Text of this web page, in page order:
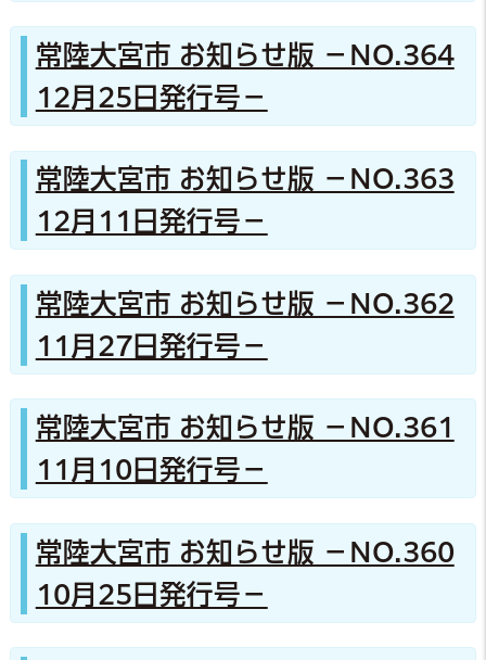
常陸大宮市 お知らせ版 －NO.364
12月25日発行号－
常陸大宮市 お知らせ版 －NO.363
12月11日発行号－
常陸大宮市 お知らせ版 －NO.362
11月27日発行号－
常陸大宮市 お知らせ版 －NO.361
11月10日発行号－
常陸大宮市 お知らせ版 －NO.360
10月25日発行号－